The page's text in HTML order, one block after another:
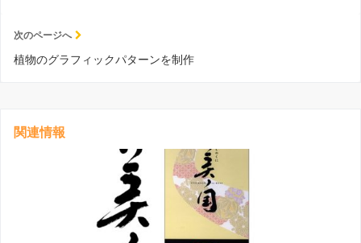
次のページへ
植物のグラフィックパターンを制作
関連情報